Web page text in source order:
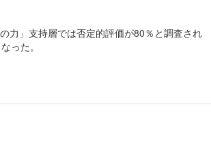
力」支持層では否定的評価が80％と調査され
った。